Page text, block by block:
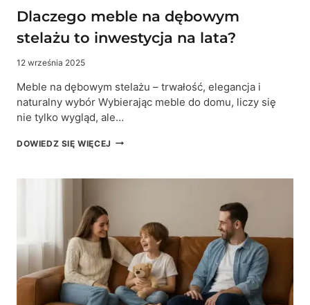
Dlaczego meble na dębowym
stelażu to inwestycja na lata?
12 września 2025
Meble na dębowym stelażu – trwałość, elegancja i
naturalny wybór Wybierając meble do domu, liczy się
nie tylko wygląd, ale…
DOWIEDZ SIĘ WIĘCEJ DLACZEGO
DĘBOWYM
LATA?